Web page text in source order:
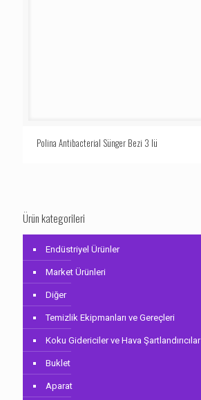
Polina Antibacterial Sünger Bezi 3 lü
Ürün kategorileri
Endüstriyel Ürünler
Market Ürünleri
Diğer
Temizlik Ekipmanları ve Gereçleri
Koku Gidericiler ve Hava Şartlandırıcılar
Buklet
Aparat